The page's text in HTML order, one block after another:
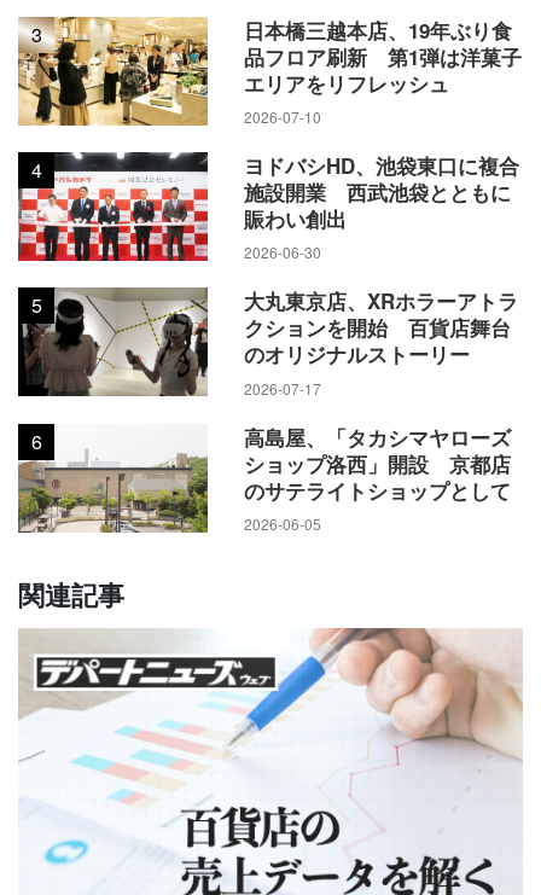
3
日本橋三越本店、19年ぶり食
品フロア刷新 第1弾は洋菓子
エリアをリフレッシュ
2026-07-10
4
ヨドバシHD、池袋東口に複合
施設開業 西武池袋とともに
賑わい創出
2026-06-30
5
大丸東京店、XRホラーアトラ
クションを開始 百貨店舞台
のオリジナルストーリー
2026-07-17
6
高島屋、「タカシマヤローズ
ショップ洛西」開設 京都店
のサテライトショップとして
2026-06-05
関連記事